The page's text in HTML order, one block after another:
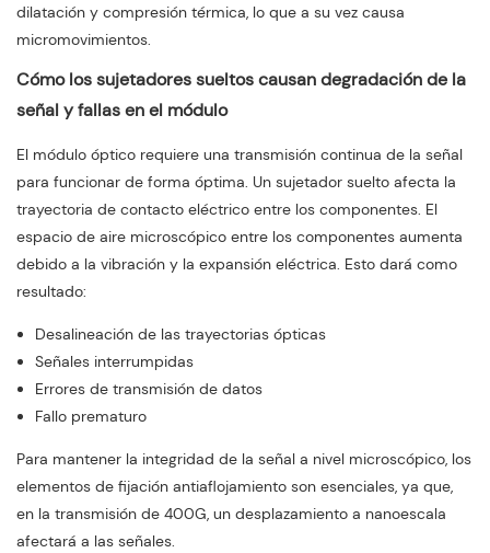
dilatación y compresión térmica, lo que a su vez causa
micromovimientos.
Cómo los sujetadores sueltos causan degradación de la
señal y fallas en el módulo
El módulo óptico requiere una transmisión continua de la señal
para funcionar de forma óptima. Un sujetador suelto afecta la
trayectoria de contacto eléctrico entre los componentes. El
espacio de aire microscópico entre los componentes aumenta
debido a la vibración y la expansión eléctrica. Esto dará como
resultado:
Desalineación de las trayectorias ópticas
Señales interrumpidas
Errores de transmisión de datos
Fallo prematuro
Para mantener la integridad de la señal a nivel microscópico, los
elementos de fijación antiaflojamiento son esenciales, ya que,
en la transmisión de 400G, un desplazamiento a nanoescala
afectará a las señales.